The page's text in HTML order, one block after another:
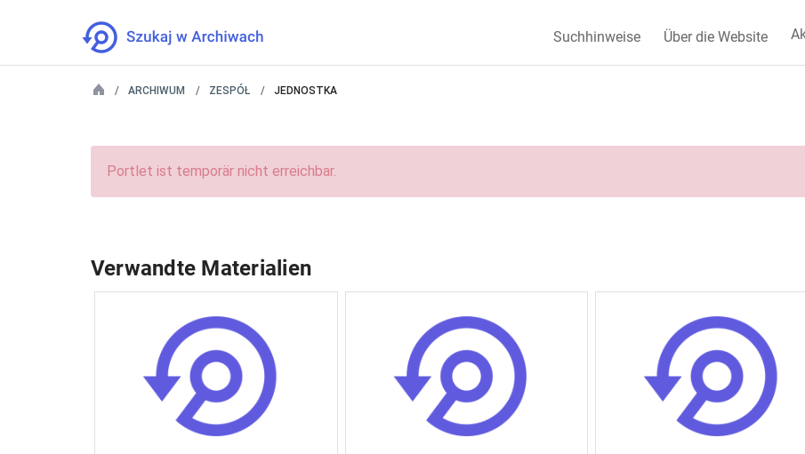
Suchhinweise Über die Website
ARCHIWUM ZESPÓŁ JEDNOSTKA
Portlet ist temporär nicht erreichbar.
Verwandte Materialien